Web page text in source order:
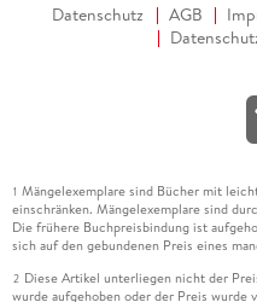
Datenschutz AGB
1 Mängelexemplare sind Bücher mit
einschränken. Mängelexemplare sind
Die frühere Buchpreisbindung ist
sich auf den gebundenen Preis eines
2 Diese Artikel unterliegen nicht der
wurde aufgehoben oder der Preis wurde